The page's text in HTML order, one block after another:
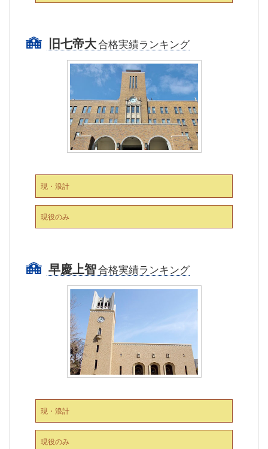
旧七帝大合格実績ランキング
現・浪計
現役のみ
早慶上智合格実績ランキング
現・浪計
現役のみ